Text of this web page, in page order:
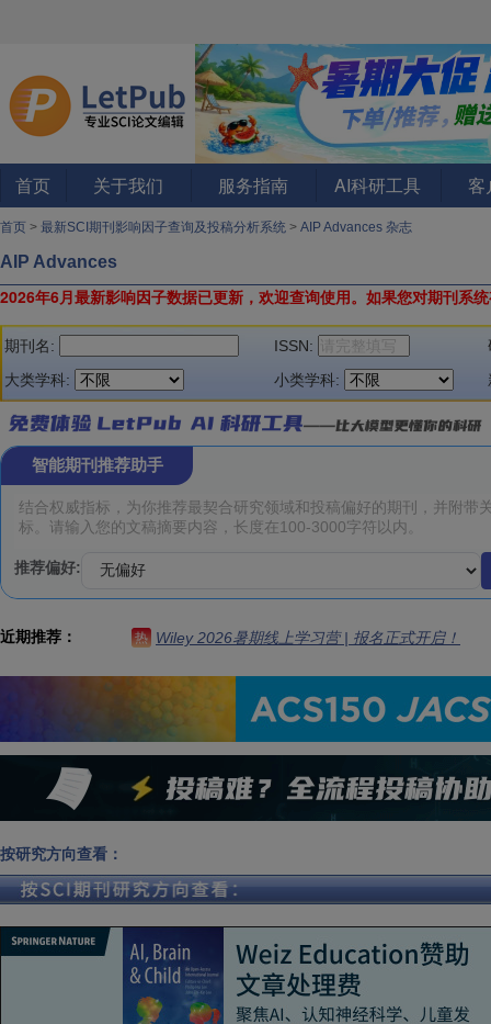
首页 关于我们 服务指南 AI科研工具 客
首页 > 最新SCI期刊影响因子查询及投稿分析系统 > AIP Advances 杂志
AIP Advances
2026年6月最新影响因子数据已更新，欢迎查询使用。 如果您对期刊系
期刊名: ISSN:
大类学科:
小类学科:
智能期刊推荐助手
推荐偏好:
近期推荐： 热 Wiley 2026暑期线上学习营 | 报名正式开启！
按研究方向查看：